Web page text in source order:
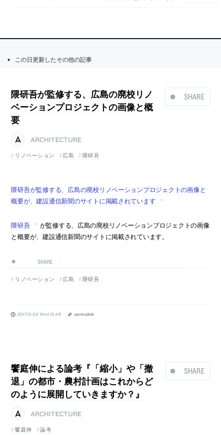
この日更新したその他の記事
SHARE
隈研吾が監修する、広島の廃校リノ
ベーションプロジェクトの画像と概
要
ARCHITECTURE
リノベーション
広島 隈研吾
隈研吾が監修する、広島の廃校リノベーションプロジェクトの画像と
概要が、建設通信新聞のサイトに掲載されています
隈研吾
が監修する、広島の廃校リノベーションプロジェクトの画像
と概要が、建設通信新聞のサイトに掲載されています。
SHARE
リノベーション 広島 隈研吾
2017.01.04 Wed 16:48 permalink
SHARE
饗庭伸による論考『「縮小」や「撤
退」の都市・農村計画はこれからど
のように展開していきますか？』
ARCHITECTURE
饗庭伸
論考